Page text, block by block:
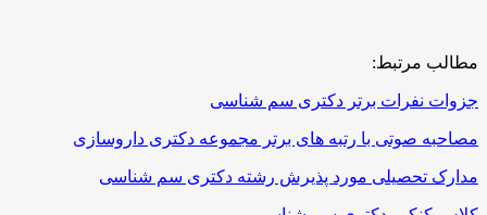
مطالب مرتبط:
جزوات نفرات برتر دکتری سم شناسی
مصاحبه صوتی با رتبه های برتر مجموعه دکتری داروسازی
مدارک تحصیلی مورد پذیرش رشته دکتری سم شناسی